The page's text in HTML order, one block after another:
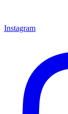
Instagram